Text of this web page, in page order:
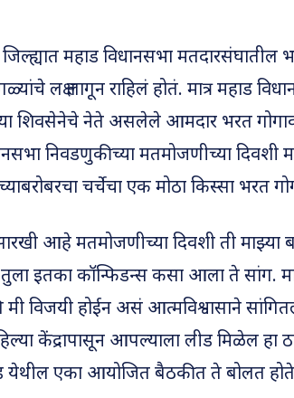
महाड विधानसभा मतदारसंघातील
लक्ष लागून राहिलं होतं. मात्र महाड
शिवसेनेचे नेते असलेले आमदार भरत
निवडणुकीच्या मतमोजणीच्या दिवशी
चर्चेचा एक मोठा किस्सा भरत
आहे मतमोजणीच्या दिवशी ती माझ्या
तुला इतका कॉन्फिडन्स कसा आला ते सांग.
विजयी होईन असं आत्मविश्वासाने
केंद्रापासून आपल्याला लीड मिळेल हा
एका आयोजित बैठकीत ते बोलत